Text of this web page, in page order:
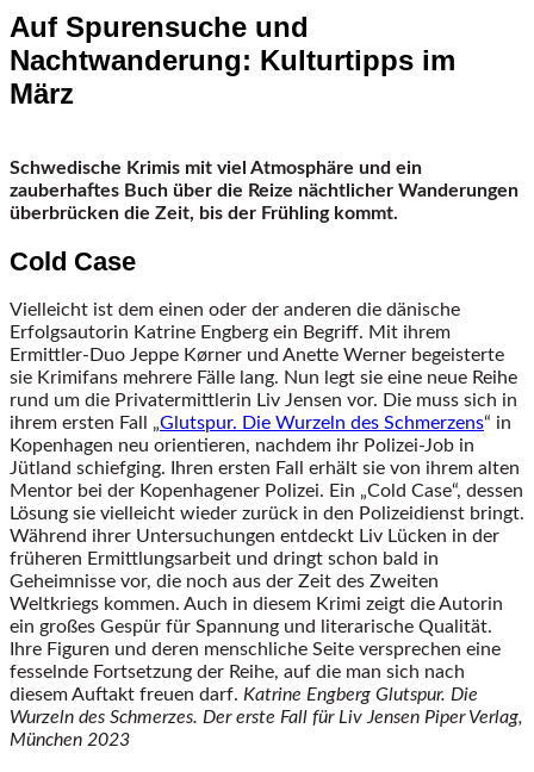
Auf Spurensuche und
Nachtwanderung: Kulturtipps im
März
Schwedische Krimis mit viel Atmosphäre und ein
zauberhaftes Buch über die Reize nächtlicher Wanderungen
überbrücken die Zeit, bis der Frühling kommt.
Cold Case
Vielleicht ist dem einen oder der anderen die dänische
Erfolgsautorin Katrine Engberg ein Begriff. Mit ihrem
Ermittler-Duo Jeppe Kørner und Anette Werner begeisterte
sie Krimifans mehrere Fälle lang. Nun legt sie eine neue Reihe
rund um die Privatermittlerin Liv Jensen vor. Die muss sich in
ihrem ersten Fall „Glutspur. Die Wurzeln des Schmerzens“ in
Kopenhagen neu orientieren, nachdem ihr Polizei-Job in
Jütland schiefging. Ihren ersten Fall erhält sie von ihrem alten
Mentor bei der Kopenhagener Polizei. Ein „Cold Case“, dessen
Lösung sie vielleicht wieder zurück in den Polizeidienst bringt.
Während ihrer Untersuchungen entdeckt Liv Lücken in der
früheren Ermittlungsarbeit und dringt schon bald in
Geheimnisse vor, die noch aus der Zeit des Zweiten
Weltkriegs kommen. Auch in diesem Krimi zeigt die Autorin
ein großes Gespür für Spannung und literarische Qualität.
Ihre Figuren und deren menschliche Seite versprechen eine
fesselnde Fortsetzung der Reihe, auf die man sich nach
diesem Auftakt freuen darf. Katrine Engberg Glutspur. Die
Wurzeln des Schmerzes. Der erste Fall für Liv Jensen Piper Verlag,
München 2023